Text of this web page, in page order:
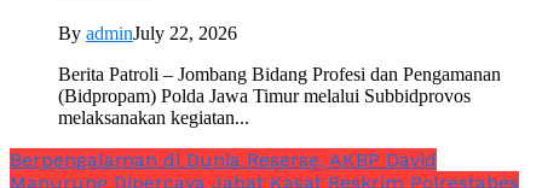
By adminJuly 22, 2026
Berita Patroli – Jombang Bidang Profesi dan Pengamanan
(Bidpropam) Polda Jawa Timur melalui Subbidprovos
melaksanakan kegiatan...
Berpengalaman di Dunia Reserse, AKBP David
Manurung Dipercaya Jabat Kasat Reskrim Polrestabes